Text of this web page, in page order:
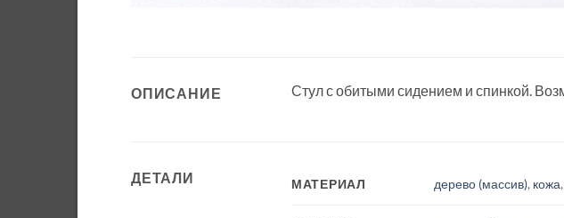
ОПИСАНИЕ Стул с обитыми сидением и спинкой.
ДЕТАЛИ МАТЕРИАЛ дерево (массив), кожа